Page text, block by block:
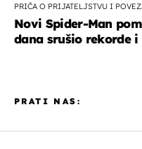
PRIČA O PRIJATELJSTVU I
Novi Spider-Man
dana srušio rekorde
PRATI NAS: